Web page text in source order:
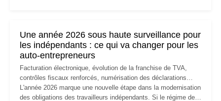
Une année 2026 sous haute surveillance pour
les indépendants : ce qui va changer pour les
auto-entrepreneurs
Facturation électronique, évolution de la franchise de TVA,
contrôles fiscaux renforcés, numérisation des déclarations…
L'année 2026 marque une nouvelle étape dans la modernisation
des obligations des travailleurs indépendants. Si le régime de